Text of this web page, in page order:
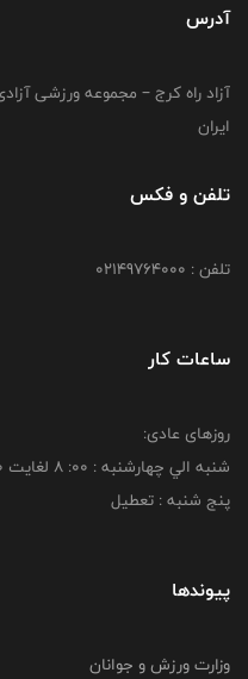
آدرس
آزاد راه کرج – مجموعه ورزشی
ایران
تلفن و فکس
تلفن : 02149764000
ساعات کار
روزهای عادی:
شنبه الي چهارشنبه : 00: 8 لغايت 16:00
پنج شنبه : تعطیل
پیوندها
وزارت ورزش و جوانان